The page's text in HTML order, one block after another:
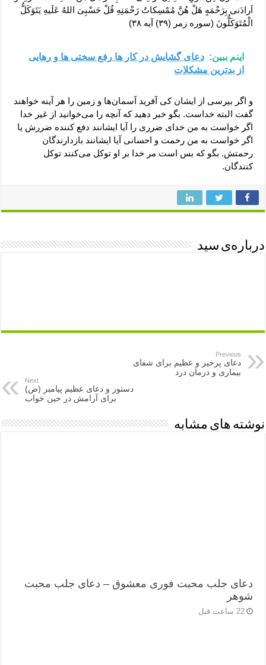
اَرادَنی بِرَحْمَهٍ هَلْ هُنَّ مُمْسِکاتُ رَحْمَتِهِ قُلْ حَسْبِیَ اللهُ عَلَیهِ یَتَوَکَلُّ
الْمُتَوَکَلُّونَ (سوره زمر (۳۹) آیه ۳۸)
اینم ببین: دعای گشایش در کار ها رفع سختی ها و رهایی
از بدترین مشکلات
و اگر بپرسی از ایشان کی آفرید آسمان‌ها و زمین را هر آینه خواهند
گفت البته خداست. بگو خبر دهید که آنچه را می‌خوانید از غیر خدا
اگر خواست به من خدای ضرری را آیا ایشانند دفع کننده ضررش یا
اگر خواست به من رحمت و احسانی آیا ایشانند بازدارندگان
رحمتش. بگو که بس است مر خدا بر او توکل می‌کنند توکل
کنندگان.
درباره‌ی سید
Previous
دعای پرخیر و عظیم برای شفای
بیماری و درمان درد
Next
دستور و دعای عظیم پیامبر (ص)
برای آرامش در حین خواب
نوشته های مشابه
دعای جلب محبت فوری معشوق – دعای جلب محبت
شوهر
22 ساعت قبل